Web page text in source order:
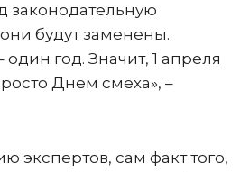
законодательную
будут заменены.
год. Значит, 1 апреля
Днем смеха», –
экспертов, сам факт того,